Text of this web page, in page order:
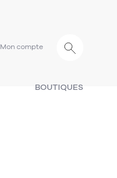
Mon compte
BOUTIQUES